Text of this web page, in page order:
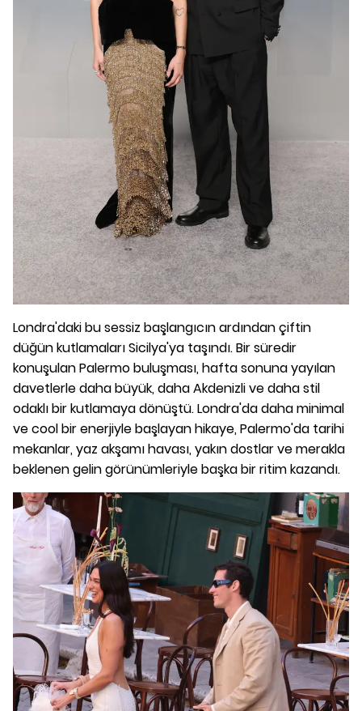
Londra'daki bu sessiz başlangıcın ardından çiftin
düğün kutlamaları Sicilya'ya taşındı. Bir süredir
konuşulan Palermo buluşması, hafta sonuna yayılan
davetlerle daha büyük, daha Akdenizli ve daha stil
odaklı bir kutlamaya dönüştü. Londra'da daha minimal
ve cool bir enerjiyle başlayan hikaye, Palermo'da tarihi
mekanlar, yaz akşamı havası, yakın dostlar ve merakla
beklenen gelin görünümleriyle başka bir ritim kazandı.